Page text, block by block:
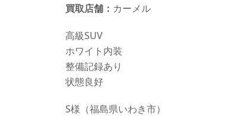
買取店舗： カーメル
高級SUV
ホワイト内装
整備記録あり
状態良好
S様（福島県いわき市）